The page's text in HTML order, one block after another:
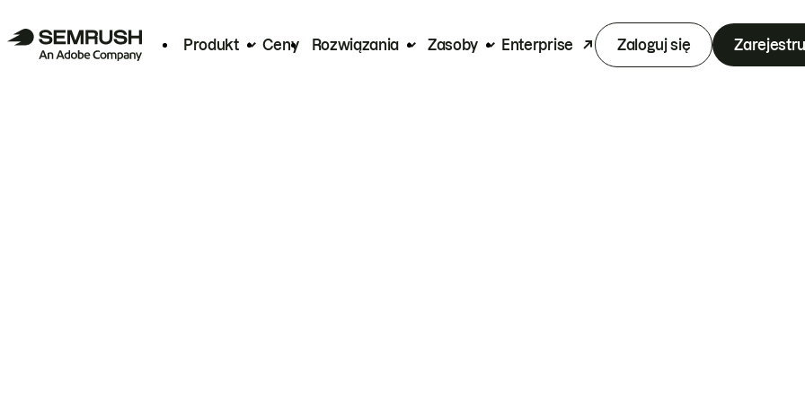
Produkt Ceny Rozwiązania Zasoby Enterprise Zaloguj się